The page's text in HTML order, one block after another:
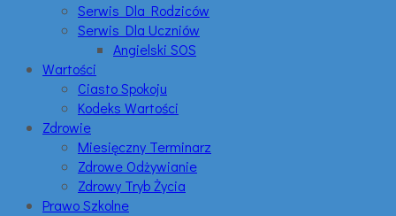
Serwis Dla Rodziców
Serwis Dla Uczniów
Angielski SOS
Wartości
Ciasto Spokoju
Kodeks Wartości
Zdrowie
Miesięczny Terminarz
Zdrowe Odżywianie
Zdrowy Tryb Życia
Prawo Szkolne